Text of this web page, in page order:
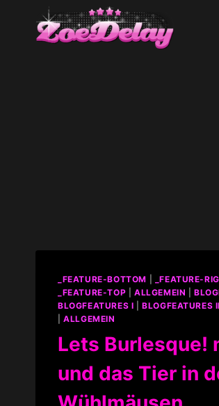
springen
_FEATURE-BOTTOM _FEATURE-
_FEATURE-TOP
ALLGEMEIN |
BLOGFEATURES I |BLOGFEATURES II
|ALLGEMEIN
Lets Burlesque!
und das Tier in